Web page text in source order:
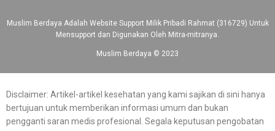
Muslim Berdaya Adalah Website Support Milik Pribadi Rahmat (316729) Untuk
Mensupport dan Digunakan Oleh Mitra-mitranya.
Muslim Berdaya © 2023
Disclaimer: Artikel-artikel kesehatan yang kami sajikan di sini hanya
bertujuan untuk memberikan informasi umum dan bukan
pengganti saran medis profesional. Segala keputusan pengobatan